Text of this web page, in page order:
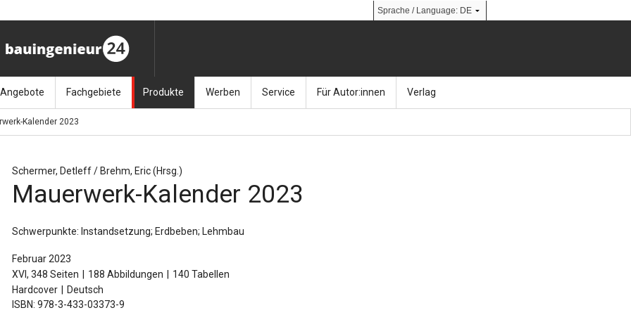
(11.9.26)
(26.11.26)
(3.12.26)
Angebote
Stellenmarkt
Kalender-Preisreduzierung
Fachgebiete
Architektur
Bauen im Bestand
Bauphysik
Baurecht
Grundlagen
Produkte
Zeitschriften
Werben Service
Newsletter & Social Media
Für Autor:innen Verlag
Kalender 2023
Schermer, Detleff / Brehm, Eric (Hrsg.)
Mauerwerk-Kalender 2023
Schwerpunkte: Instandsetzung; Erdbeben; Lehmbau
Februar 2023
XVI, 348 Seiten
188 Abbildungen
140 Tabellen
Hardcover
Deutsch
ISBN: 978-3-433-03373-9